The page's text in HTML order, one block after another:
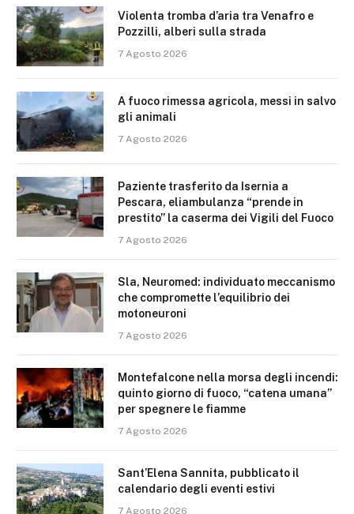
Violenta tromba d’aria tra Venafro e
Pozzilli, alberi sulla strada
7 Agosto 2026
A fuoco rimessa agricola, messi in salvo
gli animali
7 Agosto 2026
Paziente trasferito da Isernia a
Pescara, eliambulanza “prende in
prestito” la caserma dei Vigili del Fuoco
7 Agosto 2026
Sla, Neuromed: individuato meccanismo
che compromette l’equilibrio dei
motoneuroni
7 Agosto 2026
Montefalcone nella morsa degli incendi:
quinto giorno di fuoco, “catena umana”
per spegnere le fiamme
7 Agosto 2026
Sant’Elena Sannita, pubblicato il
calendario degli eventi estivi
7 Agosto 2026